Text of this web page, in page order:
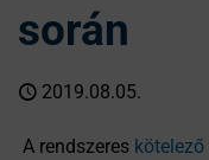
során
2019.08.05.
A rendszeres